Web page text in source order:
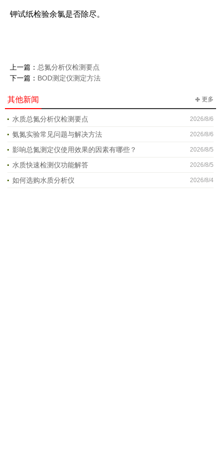
钾试纸检验余氯是否除尽。
上一篇： 总氮分析仪检测要点
下一篇： BOD测定仪测定方法
其他新闻 更多
水质总氮分析仪检测要点 2026/8/6
氨氮实验常见问题与解决方法 2026/8/6
影响总氮测定仪使用效果的因素有哪些？ 2026/8/5
水质快速检测仪功能解答 2026/8/5
如何选购水质分析仪 2026/8/4